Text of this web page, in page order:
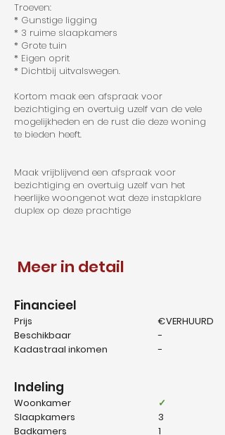
Troeven:
* Gunstige ligging
* 3 ruime slaapkamers
* Grote tuin
* Eigen oprit
* Dichtbij uitvalswegen.
Kortom maak een afspraak voor
bezichtiging en overtuig uzelf van de vele
mogelijkheden en de rust die deze woning
te bieden heeft.
Maak vrijblijvend een afspraak voor
bezichtiging en overtuig uzelf van het
heerlijke woongenot wat deze instapklare
duplex op deze prachtige
Meer in detail
Financieel
Prijs
Beschikbaar
Kadastraal inkomen
€VERHUURD
-
-
Indeling
Woonkamer
Slaapkamers
Badkamers
✓
3
1